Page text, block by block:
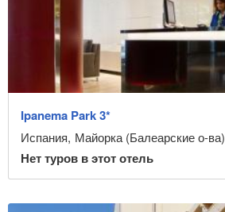
Ipanema Park 3*
Испания, Майорка (Балеарские о-ва)
Нет туров в этот отель